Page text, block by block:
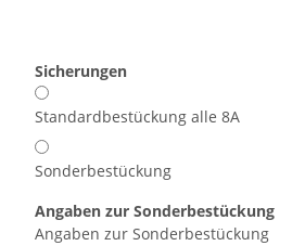
Sicherungen
Standardbestückung alle 8A
Sonderbestückung
Angaben zur Sonderbestückung
Angaben zur Sonderbestückung